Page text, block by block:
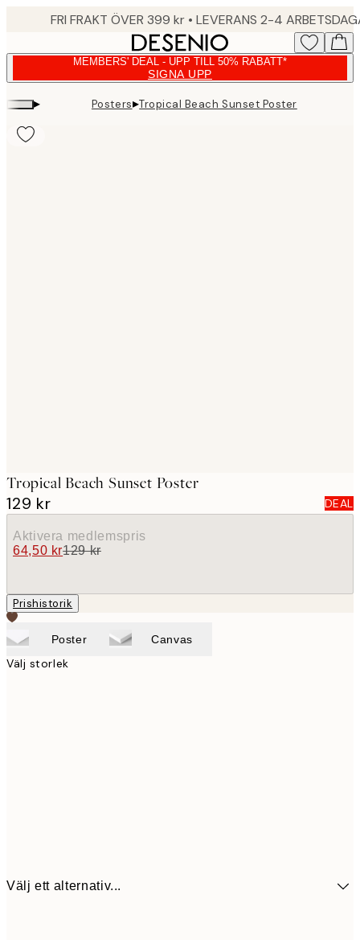
FRI FRAKT ÖVER 399 kr • LEVERANS 2-4
MEMBERS' DEAL - UPP TILL 50% RABATT*
SIGNA UPP
▸ Posters▸Tropical Beach Sunset Poster
Tropical Beach Sunset Poster
129 kr DEAL
Aktivera medlemspris
64,50 kr129 kr
Prishistorik
Poster Canvas
Välj storlek
Välj ett alternativ...